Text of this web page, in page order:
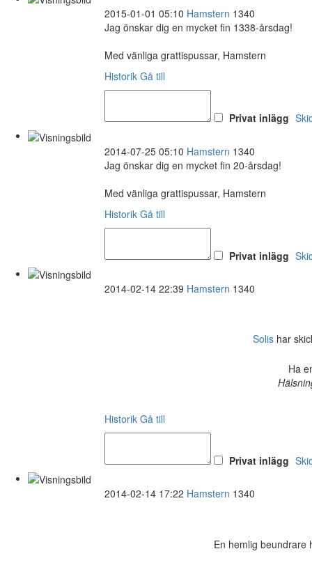
2015-01-01 05:10 Hamstern 1340
Jag önskar dig en mycket fin 1338-årsdag!
Med vänliga grattispussar, Hamstern
Historik Gå till
Privat inlägg
2014-07-25 05:10 Hamstern 1340
Jag önskar dig en mycket fin 20-årsdag!
Med vänliga grattispussar, Hamstern
Historik Gå till
Privat inlägg
2014-02-14 22:39 Hamstern 1340
Solis har
Ha
Historik Gå till
Privat inlägg
2014-02-14 17:22 Hamstern 1340
En hemlig beundrare